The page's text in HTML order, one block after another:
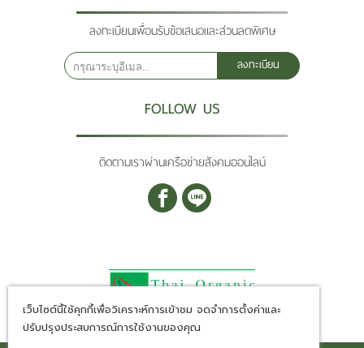
ลงทะเบียนเพื่อนรับข้อเสนอและส่วนลดพิเศษ
ลงทะเบียน
FOLLOW US
ติดตามเราผ่านเครือข่ายสังคมออนไลน์
เว็บไซต์นี้ใช้คุกกี้เพื่อวิเคราะห์การเข้าชม จดจำการตั้งค่าและ
ปรับปรุงประสบการณ์การใช้งานของคุณ